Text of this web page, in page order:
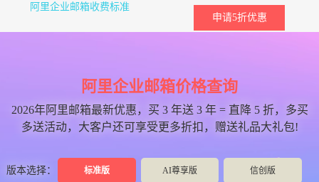
阿里企业邮箱收费标准
申请5折优惠
阿里企业邮箱价格查询
2026年阿里邮箱最新优惠，买 3 年送 3 年 = 直降 5 折，多买
多送活动，大客户还可享受更多折扣，赠送礼品大礼包!
版本选择： 标准版 AI尊享版 信创版